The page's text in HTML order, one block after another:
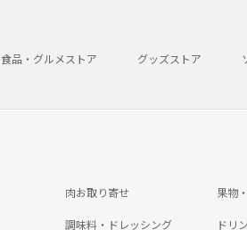
食品・グルメストア グッズストア
肉お取り寄せ 果物
調味料・ドレッシング ドリ